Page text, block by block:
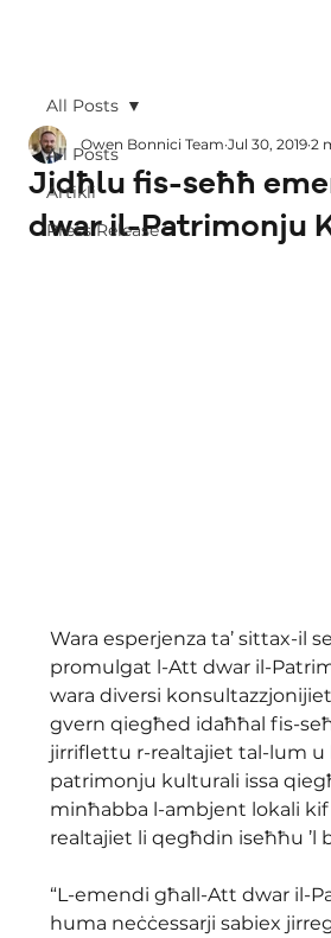
All Posts
Artikli
Press Release
All Posts
Jidħlu fis-seħħ
dwar il-Patrimonju
Owen Bonnici Team Jul 30, 2019 2
Wara esperjenza ta’ sittax-il
promulgat l-Att dwar il-
wara diversi
gvern qiegħed idaħħal fis-
jirriflettu r-realtajiet tal-lum u
patrimonju kulturali issa
minħabba l-ambjent lokali
realtajiet li qegħdin iseħħu ’l
“L-emendi għall-Att dwar il-
huma neċċessarji sabiex